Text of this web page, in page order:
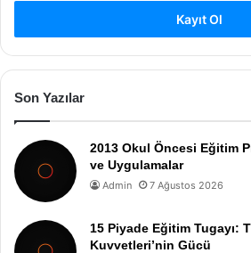
Kayıt Ol
Son Yazılar
2013 Okul Öncesi Eğitim
ve Uygulamalar
Admin 7 Ağustos 2026
15 Piyade Eğitim Tugayı:
Kuvvetleri’nin Gücü